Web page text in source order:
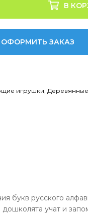
В
ОФОРМИТЬ ЗАКАЗ
игрушки
букв русского
учат и